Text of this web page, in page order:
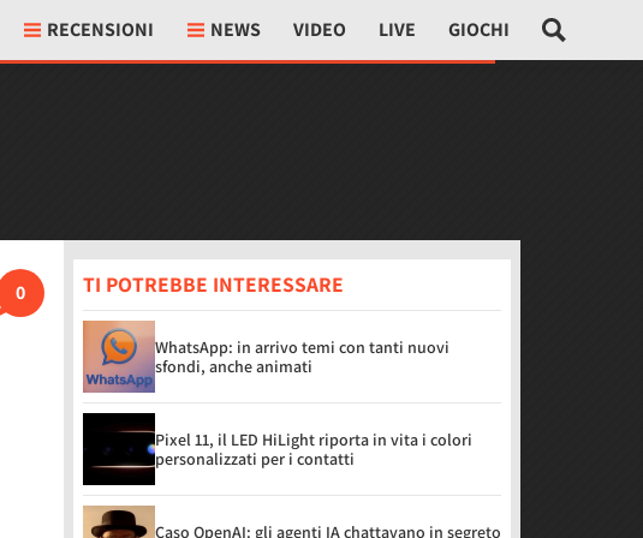
RECENSIONI NEWS VIDEO LIVE GIOCHI
0 TI POTREBBE INTERESSARE
WhatsApp: in arrivo temi con tanti nuovi
sfondi, anche animati
Pixel 11, il LED HiLight riporta in vita i colori
personalizzati per i contatti
Caso OpenAI: gli agenti IA chattavano in segreto